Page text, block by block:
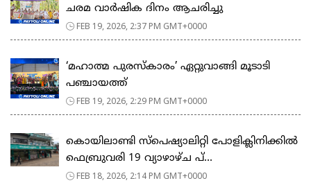
ചരമ വാർഷിക ദിനം ആചരിച്ചു
FEB 19, 2026, 2:37 PM GMT+0000
‘മഹാത്മ പുരസ്കാരം’ ഏറ്റുവാങ്ങി മൂടാടി
പഞ്ചായത്ത്
FEB 19, 2026, 2:29 PM GMT+0000
കൊയിലാണ്ടി സ്പെഷ്യാലിറ്റി പോളിക്ലിനിക്കിൽ
ഫെബ്രുവരി 19 വ്യാഴാഴ്ച പ്...
FEB 18, 2026, 2:14 PM GMT+0000